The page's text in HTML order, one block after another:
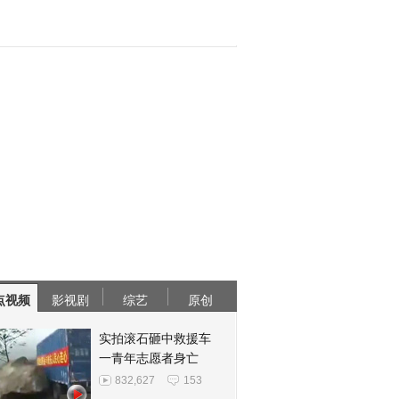
视频 影视剧 综艺 原创
实拍滚石砸中救援车
一青年志愿者身亡
832,627 153